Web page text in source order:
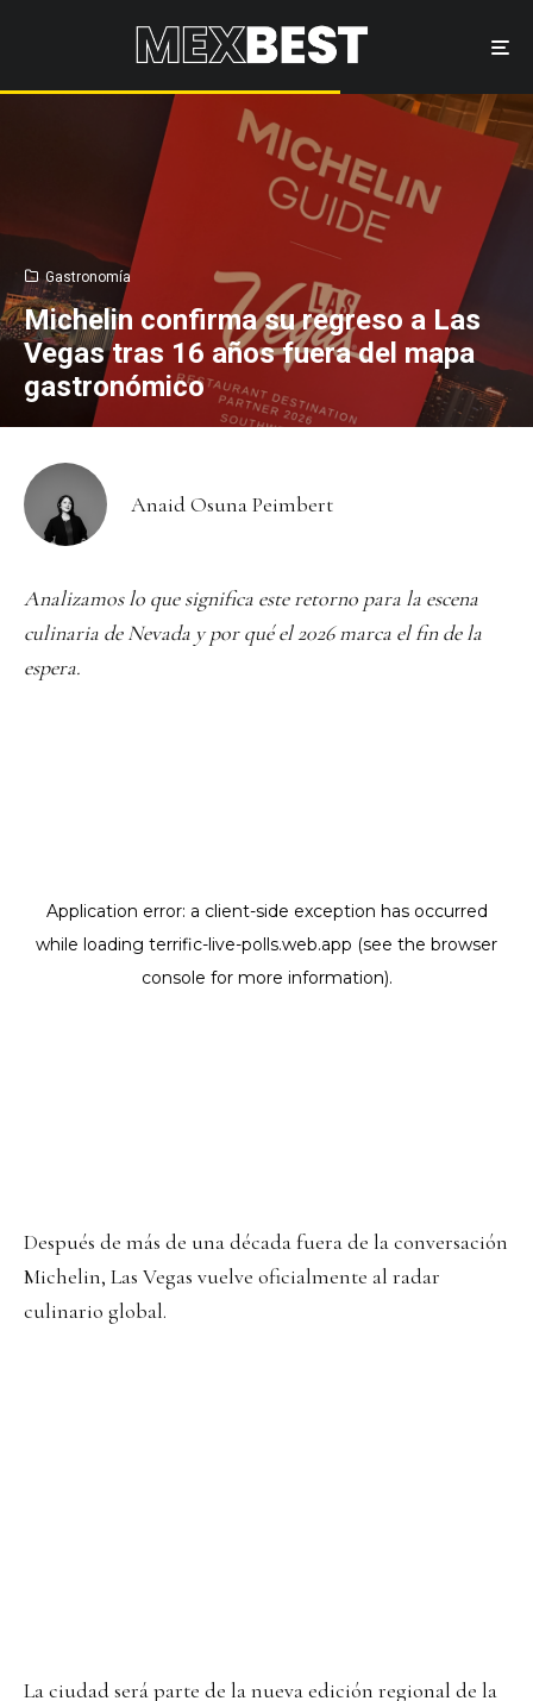
Gastronomía
Michelin confirma su regreso a Las
Vegas tras 16 años fuera del mapa
gastronómico
Anaid Osuna Peimbert
Analizamos lo que significa este retorno para la escena
culinaria de Nevada y por qué el 2026 marca el fin de la
espera.
Después de más de una década fuera de la conversación
Michelin, Las Vegas vuelve oficialmente al radar
culinario global.
La ciudad será parte de la nueva edición regional de la